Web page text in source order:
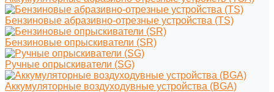
Бензиновые абразивно-отрезные устройства (TS)
Бензиновые опрыскиватели (SR)
Ручные опрыскиватели (SG)
Аккумуляторные воздуходувные устройства (BGA)